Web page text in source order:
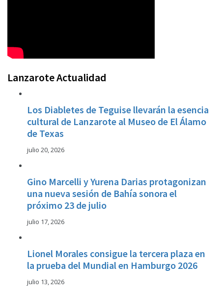
Lanzarote Actualidad
Los Diabletes de Teguise llevarán la esencia
cultural de Lanzarote al Museo de El Álamo
de Texas
julio 20, 2026
Gino Marcelli y Yurena Darias protagonizan
una nueva sesión de Bahía sonora el
próximo 23 de julio
julio 17, 2026
Lionel Morales consigue la tercera plaza en
la prueba del Mundial en Hamburgo 2026
julio 13, 2026